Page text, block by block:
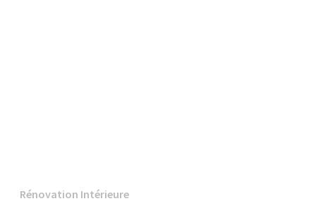
Rénovation Intérieure